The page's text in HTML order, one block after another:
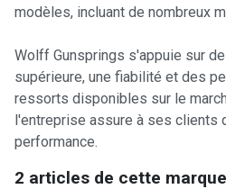
modèles, incluant de nombreux
Wolff Gunsprings s'appuie sur
supérieure, une fiabilité et des
ressorts disponibles sur le
l'entreprise assure à ses clients
performance.
2 articles de cette